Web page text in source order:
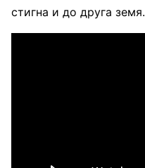
стигна и до друга земя.